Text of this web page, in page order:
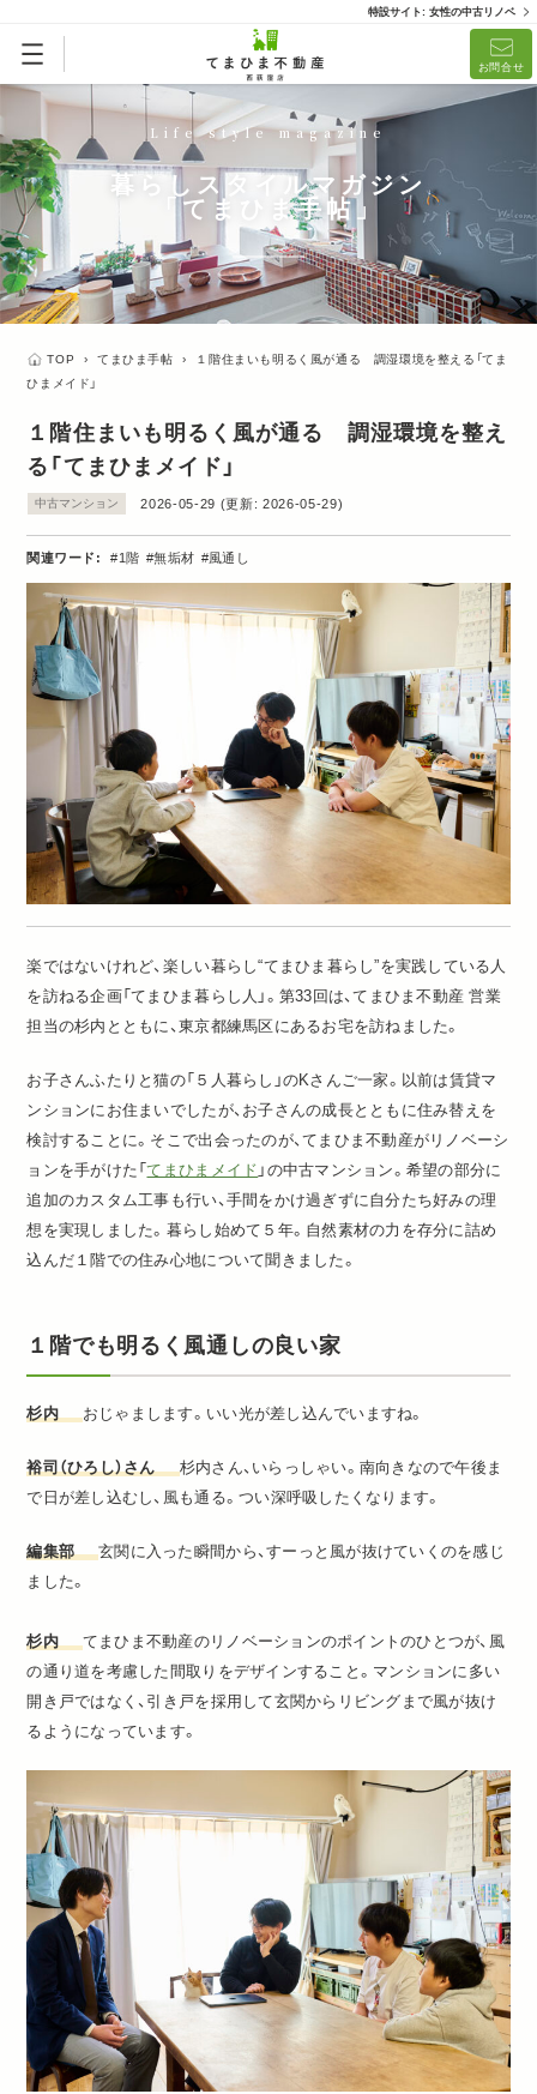
特設サイト: 女性の中古リノベ
お問合せ
Life style magazine
暮らしスタイルマガジン
「てまひま手帖」
TOP › てまひま手帖 ›
１階住まいも明るく風が通る 調湿環境を整える「てま
ひまメイド」
１階住まいも明るく風が通る 調湿環境を整え
る「てまひまメイド」
中古マンション 2026-05-29 (更新: 2026-05-29)
関連ワード: 1階 無垢材 風通し
楽ではないけれど、楽しい暮らし“てまひま暮らし”を実践している人
を訪ねる企画「てまひま暮らし人」。第33回は、てまひま不動産 営業
担当の杉内とともに、東京都練馬区にあるお宅を訪ねました。
お子さんふたりと猫の「５人暮らし」のKさんご一家。以前は賃貸マ
ンションにお住まいでしたが、お子さんの成長とともに住み替えを
検討することに。そこで出会ったのが、てまひま不動産がリノベーシ
ョンを手がけた「てまひまメイド 」の中古マンション。希望の部分に
追加のカスタム工事も行い、手間をかけ過ぎずに自分たち好みの理
想を実現しました。暮らし始めて５年。自然素材の力を存分に詰め
込んだ１階での住み心地について聞きました。
１階でも明るく風通しの良い家
杉内 おじゃまします。いい光が差し込んでいますね。
裕司（ひろし）さん
杉内さん、いらっしゃい。南向きなので午後ま
で日が差し込むし、風も通る。つい深呼吸したくなります。
編集部
玄関に入った瞬間から、すーっと風が抜けていくのを感じ
ました。
杉内
てまひま不動産のリノベーションのポイントのひとつが、風
の通り道を考慮した間取りをデザインすること。マンションに多い
開き戸ではなく、引き戸を採用して玄関からリビングまで風が抜け
るようになっています。